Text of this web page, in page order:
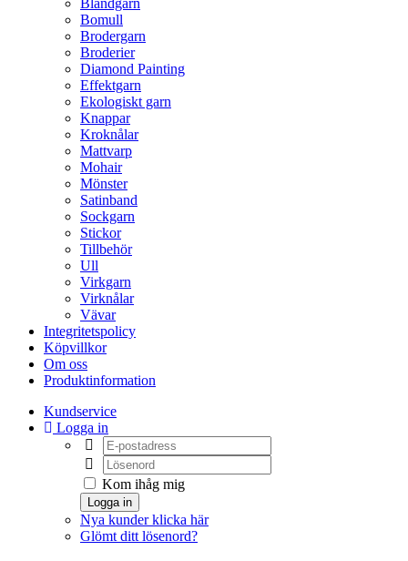
Blandgarn
Bomull
Brodergarn
Broderier
Diamond Painting
Effektgarn
Ekologiskt garn
Knappar
Kroknålar
Mattvarp
Mohair
Mönster
Satinband
Sockgarn
Stickor
Tillbehör
Ull
Virkgarn
Virknålar
Vävar
Integritetspolicy
Köpvillkor
Om oss
Produktinformation
Kundservice
Logga in
Kom ihåg mig
Logga in
Nya kunder klicka här
Glömt ditt lösenord?